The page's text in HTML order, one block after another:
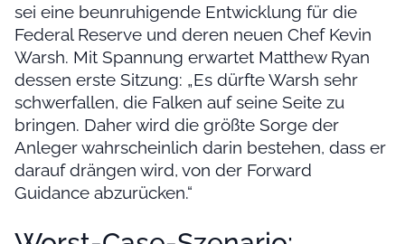
sei eine beunruhigende Entwicklung für die
Federal Reserve und deren neuen Chef Kevin
Warsh. Mit Spannung erwartet Matthew Ryan
dessen erste Sitzung: „Es dürfte Warsh sehr
schwerfallen, die Falken auf seine Seite zu
bringen. Daher wird die größte Sorge der
Anleger wahrscheinlich darin bestehen, dass er
darauf drängen wird, von der Forward
Guidance abzurücken.“